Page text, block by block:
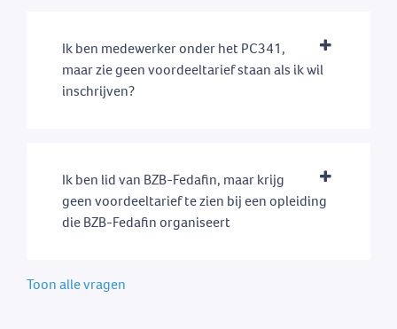
Ik ben medewerker onder het PC341,
maar zie geen voordeeltarief staan als ik wil
inschrijven?
Ik ben lid van BZB-Fedafin, maar krijg
geen voordeeltarief te zien bij een opleiding
die BZB-Fedafin organiseert
Toon alle vragen